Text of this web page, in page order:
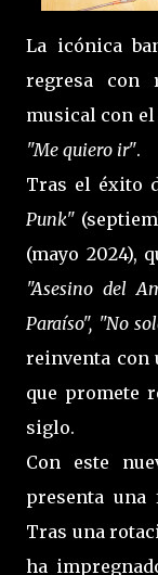
La icónica
regresa con
musical con
"Me quiero ir".
Tras el éxito
Punk"
(mayo 2024),
"Asesino del
Paraíso", "No
reinventa con
que promete
siglo.
Con este
presenta una
Tras una
ha